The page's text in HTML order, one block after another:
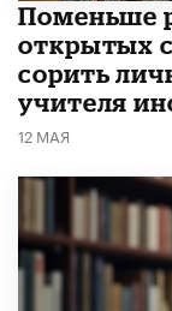
Поменьше
открытых
сорить
учителя
12 МАЯ